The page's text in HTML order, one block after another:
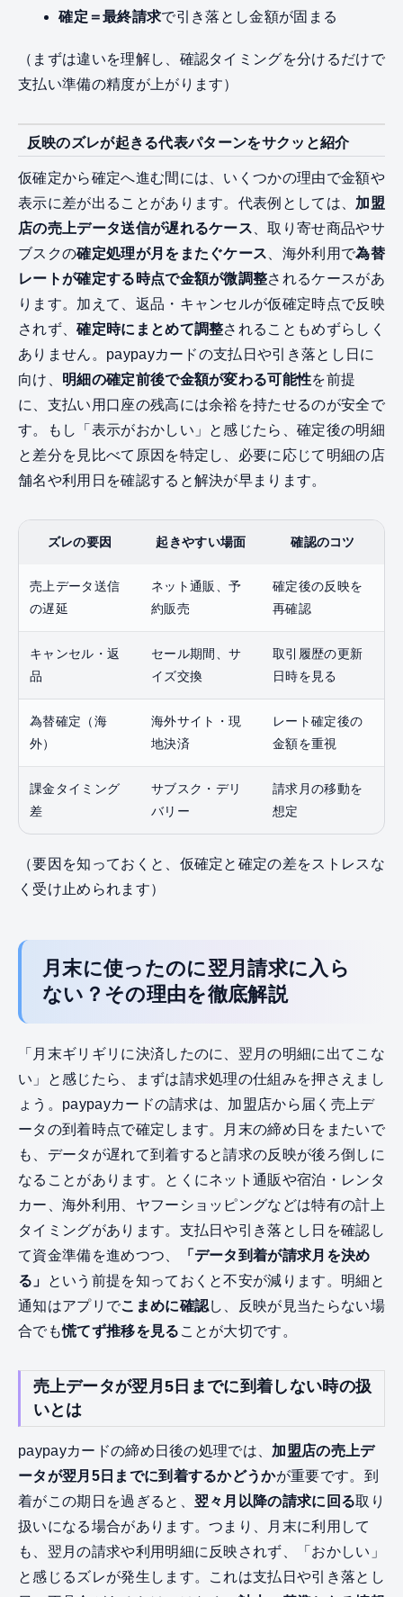
確定＝最終請求で引き落とし金額が固まる
（まずは違いを理解し、確認タイミングを分けるだけで
支払い準備の精度が上がります）
反映のズレが起きる代表パターンをサクッと紹介
仮確定から確定へ進む間には、いくつかの理由で金額や
表示に差が出ることがあります。代表例としては、 加盟
店の売上データ送信が遅れるケース 、取り寄せ商品やサ
ブスクの確定処理が月をまたぐケース 、海外利用で為替
レートが確定する時点で金額が微調整されるケースがあ
ります。加えて、返品・キャンセルが仮確定時点で反映
されず、確定時にまとめて調整されることもめずらしく
ありません。paypayカードの支払日や引き落とし日に
向け、 明細の確定前後で金額が変わる可能性を前提
に、支払い用口座の残高には余裕を持たせるのが安全で
す。もし「表示がおかしい」と感じたら、確定後の明細
と差分を見比べて原因を特定し、必要に応じて明細の店
舗名や利用日を確認すると解決が早まります。
ズレの要因 起きやすい場面 確認のコツ
売上データ送信
の遅延
ネット通販、予
約販売
確定後の反映を
再確認
キャンセル・返
品
セール期間、サ
イズ交換
取引履歴の更新
日時を見る
為替確定（海
外）
海外サイト・現
地決済
レート確定後の
金額を重視
課金タイミング
差
サブスク・デリ
バリー
請求月の移動を
想定
（要因を知っておくと、仮確定と確定の差をストレスな
く受け止められます）
月末に使ったのに翌月請求に入ら
ない？その理由を徹底解説
「月末ギリギリに決済したのに、翌月の明細に出てこな
い」と感じたら、まずは請求処理の仕組みを押さえまし
ょう。paypayカードの請求は、加盟店から届く売上デ
ータの到着時点で確定します。月末の締め日をまたいで
も、データが遅れて到着すると請求の反映が後ろ倒しに
なることがあります。とくにネット通販や宿泊・レンタ
カー、海外利用、ヤフーショッピングなどは特有の計上
タイミングがあります。支払日や引き落とし日を確認し
て資金準備を進めつつ、
「データ到着が請求月を決め
る」
という前提を知っておくと不安が減ります。明細と
通知はアプリでこまめに確認し、反映が見当たらない場
合でも慌てず推移を見る ことが大切です。
売上データが翌月5日までに到着しない時の扱
いとは
paypayカードの締め日後の処理では、 加盟店の売上デ
ータが翌月5日までに到着するかどうかが重要です。到
着がこの期日を過ぎると、 翌々月以降の請求に回る取り
扱いになる場合があります。つまり、月末に利用して
も、翌月の請求や利用明細に反映されず、「おかしい」
と感じるズレが発生します。これは支払日や引き落とし